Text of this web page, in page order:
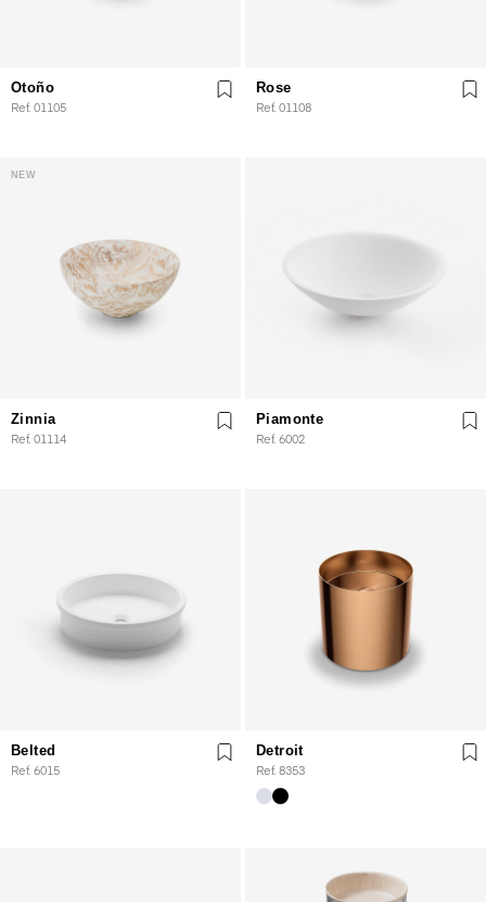
Otoño
Ref. 01105
Rose
Ref. 01108
NEW
Zinnia
Ref. 01114
Piamonte
Ref. 6002
Belted
Ref. 6015
Detroit
Ref. 8353